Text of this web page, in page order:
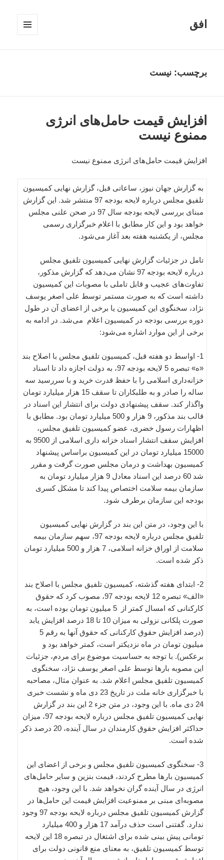
افق
برچسب:نیست
افزایش قیمت حامل‌های انرژی
ممنوع نیست
افزایش قیمت حامل‌های انرژی ممنوع نیست
به گزارش جهان نیوز، ساعاتی قبل، گزارش نهایی کمیسیون
تلفیق مجلس درباره لایحه بودجه 97 منتشر شد. این گزارش
مبنای بررسی لایحه بودجه سال 97 در صحن علنی مجلس
خواهد بود و این کار مطابق با اعلام خبرگزاری رسمی
مجلس، از یکشنبه هفته بعد آغاز می‌شود.
تامل در جزئیات گزارش نهایی کمیسیون تلفیق مجلس
درباره لایحه بودجه 97 نشان می‌دهد که گزارش مذکور،
تفاوت‌های عجیب و قابل تاملی با مصوبات این کمیسیون
داشته است که به صورت مستمر توسط علی اصغر یوسف
نژاد، سخنگوی این کمیسیون یا برخی از اعضای آن در طول
دوره بررسی بودجه در کمیسیون اعلام می‌شد. در ادامه به
برخی از این موارد اشاره می‌شود:
1- اواسط دو هفته قبل، کمیسیون تلفیق مجلس با اصلاح بند
«ه» تبصره 5 لایحه بودجه 97، به دولت اجازه داد تا اسناد
خزانه‌داری اسلامی را با حفظ قدرت خرید و با سررسید سه
ساله را صادر و به طلبکاران تا سقف 15 هزار میلیارد تومان
واگذار کند. سقف پیشنهادی دولت برای انتشار این اسناد در
قالب بند مذکور، 9 هزار و 500 میلیارد تومان بود. مطابق با
اظهارات رسول خضری، عضو کمیسیون تلفیق مجلس،
افزایش سقف انتشار اسناد خزانه داری اسلامی از 9500 به
15000 میلیارد تومان در این کمیسیون براساس پیشنهاد
کمیسیون بهداشت و درمان مجلس صورت گرفت و مقرر
شد 60 درصد این اسناد معادل 9 هزار میلیارد تومان به
سازمان بیمه سلامت اختصاص پیدا کند تا مشکل کسری
بودجه این سازمان برطرف شود.
با این وجود، در متن این بند در گزارش نهایی کمیسیون
تلفیق مجلس درباره لایحه بودجه 97، سهم سازمان بیمه
سلامت از اوراق خزانه اسلامی، 7 هزار و 500 میلیارد تومان
ذکر شده است.
2- ابتدای هفته گذشته، کمیسیون تلفیق مجلس با اصلاح بند
«الف» تبصره 12 لایحه بودجه 97، مصوب کرد که حقوق
کارکنانی که امسال کمتر از 5 میلیون تومان بوده است، به
صورت پلکانی نزولی به میزان 10 تا 18 درصد افزایش یابد
(درصد افزایش حقوق کارکنانی که حقوق آنها به رقم 5
میلیون تومان در ماه نزدیکتر است، کمتر خواهد بود و
برعکس). با توجه به حساسیت موضوع برای مردم، جزئیات
این مصوبه بارها توسط علی اصغر یوسف نژاد، سخنگوی
کمیسیون تلفیق مجلس اعلام شد. به عنوان مثال، مصاحبه
با خبرگزاری خانه ملت در تاریخ 23 دی ماه و نشست خبری
24 دی ماه. با این وجود، در متن جزء 2 این بند در گزارش
نهایی کمیسیون تلفیق مجلس درباره لایحه بودجه 97، میزان
حداکثر افزایش حقوق کارمندان در سال آینده، 20 درصد ذکر
شده است.
3- سخنگوی کمیسیون تلفیق مجلس و برخی از اعضای این
کمیسیون بارها مطرح کردند، قیمت بنزین و سایر حامل‌های
انرژی در سال آینده گران نخواهد شد. با این وجود، هیچ
مصوبه‌ای مبنی بر ممنوعیت افزایش قیمت این حامل‌ها در
گزارش کمیسیون تلفیق مجلس درباره لایحه بودجه 97 وجود
ندارد. گفتنی است حذف درآمد 17 هزار و 400 میلیارد
تومانی پیش بینی شده برای اشتغال در تبصره 18 این لایحه
توسط کمیسیون تلفیق، به معنای منع قانونی دولت برای